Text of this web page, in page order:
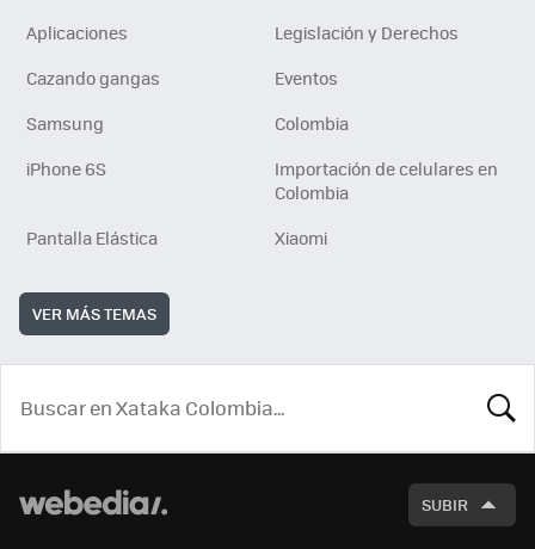
Aplicaciones
Legislación y Derechos
Cazando gangas
Eventos
Samsung
Colombia
iPhone 6S
Importación de celulares en
Colombia
Pantalla Elástica
Xiaomi
VER MÁS TEMAS
SUBIR